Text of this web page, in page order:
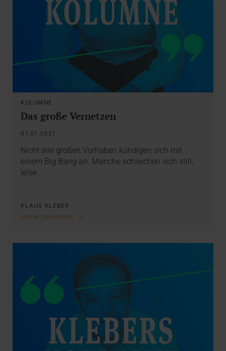
KOLUMNE
Das große Vernetzen
07.01.2021
Nicht alle großen Vorhaben kündigen sich mit
einem Big Bang an. Manche schleichen sich still,
leise…
KLAUS KLEBER
MEHR ERFAHREN